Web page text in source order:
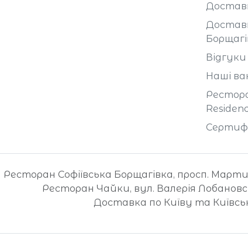
Відгуки
Наші
Ресторан Софіївська Борщагівка, просп.
Ресторан Чайки, вул. Валерія
Доставка по Київу та